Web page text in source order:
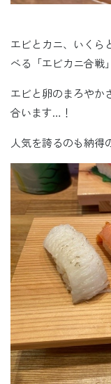
エビとカニ、いくら
べる「エビカニ合戦
エビと卵のまろやか
合います…！
人気を誇るのも納得